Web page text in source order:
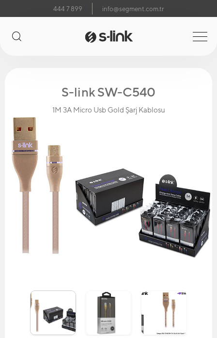
444 7 899 info@segment.com.tr
S-link SW-C540
1M 3A Micro Usb Gold Şarj Kablosu